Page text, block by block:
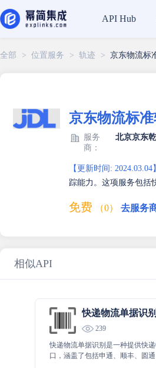
API Hub
全部 > 位置服务 > 轨迹 > 京东物流标
京东物流标
服务
商：
【更新时间: 2024.03.04】
踪能力。这项服务包括
免费 （0） 去服务
相似API
快递物流单据识别
239
快递物流单据识别是一种提供快
口，涵盖了包括申通、顺丰、圆